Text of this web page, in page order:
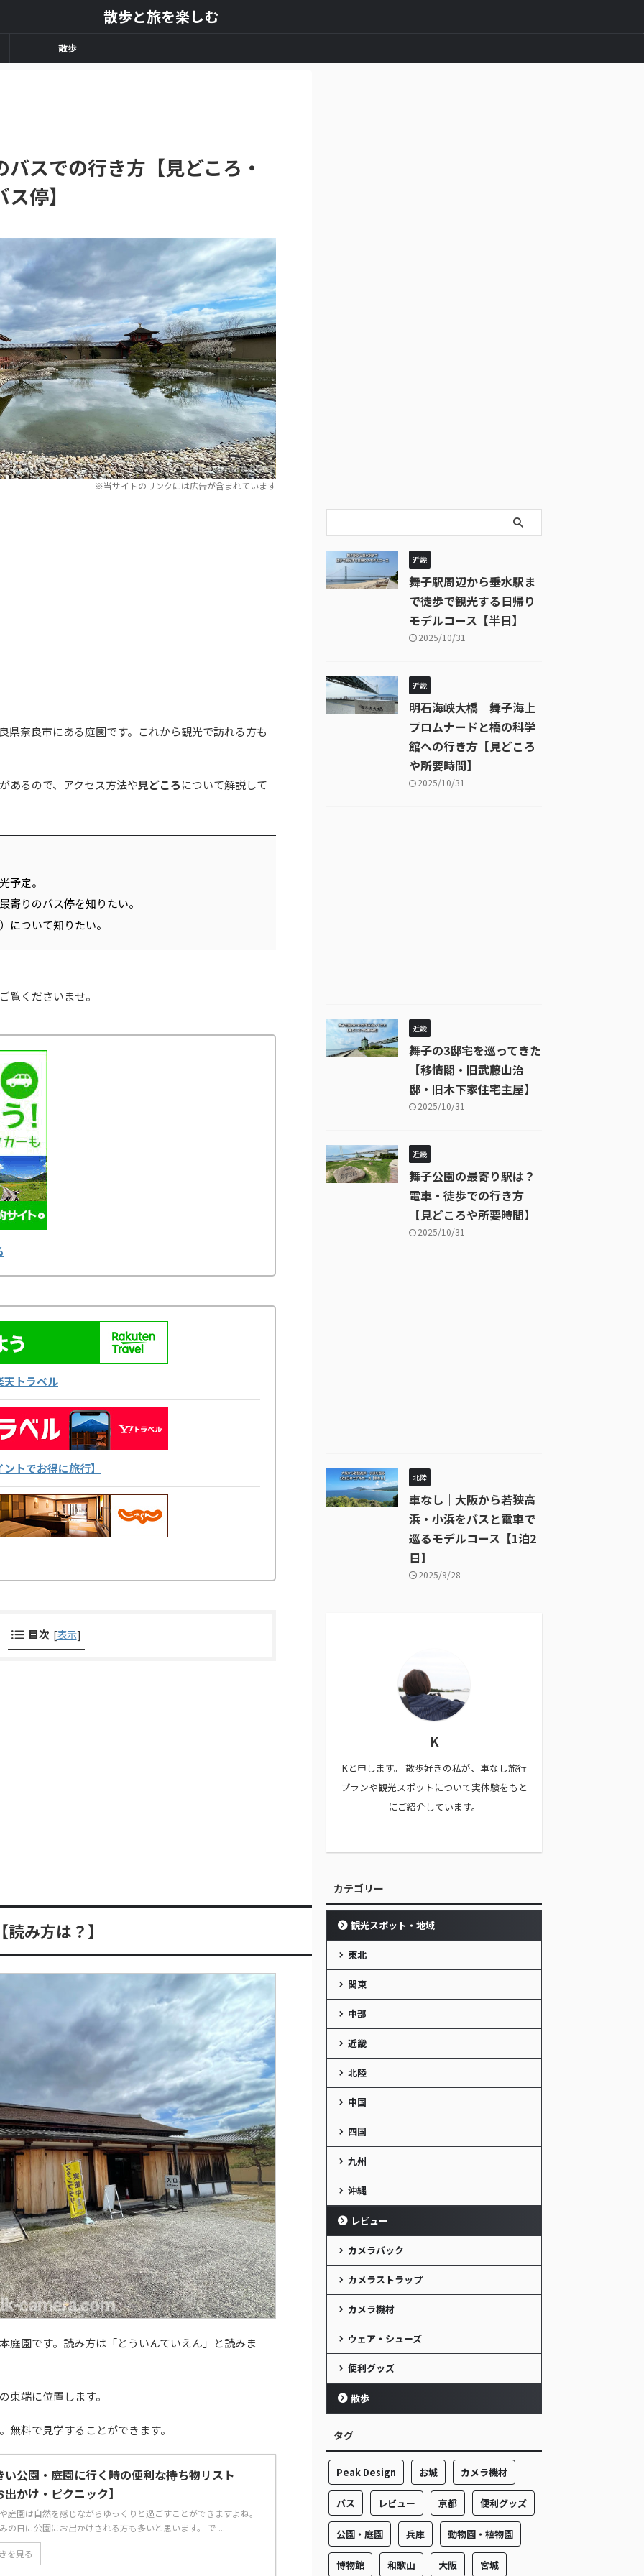
散歩と旅を楽しむ
散歩
スでの行き方【見どころ・
停】
県奈良市にある庭園です。これから観光で訪れる方も
あるので、アクセス方法や見どころについて解説して
予定。
寄りのバス停を知りたい。
について知りたい。
覧くださいませ。
天トラベル
トでお得に旅行】
目次 [表示]
み方は？】
庭園です。読み方は「とういんていえん」と読みま
東端に位置します。
無料で見学することができます。
い公園・庭園に行く時の便利な持ち物リスト
出かけ・ピクニック】
庭園は自然を感じながらゆっくりと過ごすことができますよね。
の日に公園にお出かけされる方も多いと思います。 で ...
を見る
近畿
舞子駅周辺から垂水駅ま
で徒歩で観光する日帰り
モデルコース【半日】
2025/10/31
近畿
明石海峡大橋｜舞子海上
プロムナードと橋の科学
館への行き方【見どころ
や所要時間】
2025/10/31
近畿
舞子の3邸宅を巡ってきた
【移情閣・旧武藤山治
邸・旧木下家住宅主屋】
2025/10/31
近畿
舞子公園の最寄り駅は？
電車・徒歩での行き方
【見どころや所要時間】
2025/10/31
北陸
車なし｜大阪から若狭高
浜・小浜をバスと電車で
巡るモデルコース【1泊2
日】
2025/9/28
K
Kと申します。 散歩好きの私が、車なし旅行
プランや観光スポットについて実体験をもと
にご紹介しています。
カテゴリー
観光スポット・地域
東北
関東
中部
近畿
北陸
中国
四国
九州
沖縄
レビュー
カメラバック
カメラストラップ
カメラ機材
ウェア・シューズ
便利グッズ
散歩
タグ
Peak Design お城 カメラ機材
バス レビュー 京都 便利グッズ
公園・庭園 兵庫 動物園・植物園
博物館 和歌山 大阪 宮城